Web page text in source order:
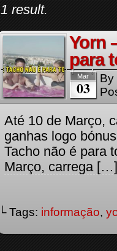
1 result.
Yorn
para
Mar
03
By
Até 10 de Março,
ganhas logo
Tacho não é para
Março, carrega […]
└ Tags: informação,